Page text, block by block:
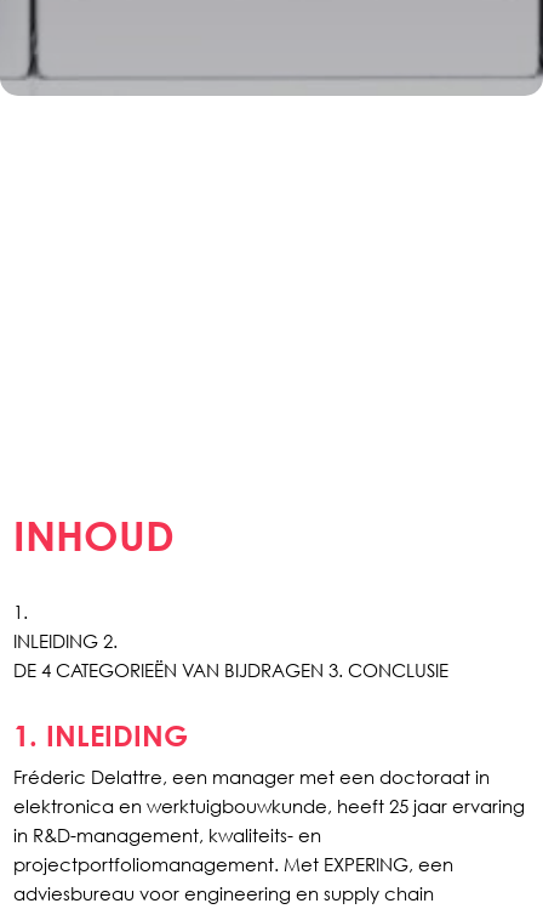
INHOUD
1.
INLEIDING 2.
DE 4 CATEGORIEËN VAN BIJDRAGEN 3. CONCLUSIE
1. INLEIDING
Fréderic Delattre, een manager met een doctoraat in
elektronica en werktuigbouwkunde, heeft 25 jaar ervaring
in R&D-management, kwaliteits- en
projectportfoliomanagement. Met EXPERING, een
adviesbureau voor engineering en supply chain